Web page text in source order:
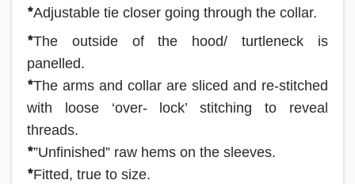
*Adjustable tie closer going through the collar.
*The outside of the hood/ turtleneck is
panelled.
*The arms and collar are sliced and re-stitched
with loose ‘over- lock’ stitching to reveal
threads.
*”Unfinished” raw hems on the sleeves.
*Fitted, true to size.